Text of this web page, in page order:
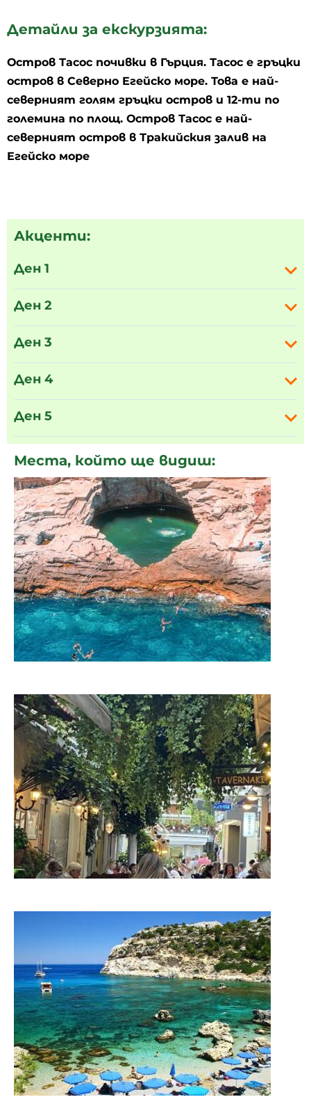
Детайли за екскурзията:
Остров Тасос почивки в Гърция. Тасос е гръцки
остров в Северно Егейско море. Това е най-
северният голям гръцки остров и 12-ти по
големина по площ. Остров Тасос е най-
северният остров в Тракийския залив на
Егейско море
Акценти:
Ден 1
Ден 2
Ден 3
Ден 4
Ден 5
Места, който ще видиш: